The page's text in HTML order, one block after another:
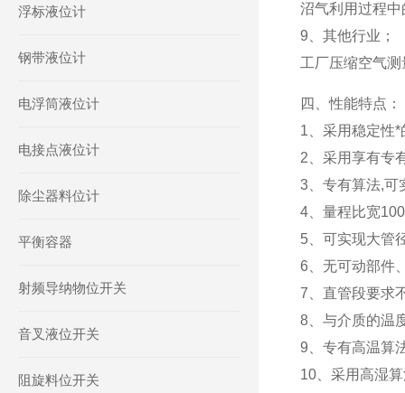
浮标液位计
钢带液位计
电浮筒液位计
电接点液位计
除尘器料位计
平衡容器
射频导纳物位开关
音叉液位开关
阻旋料位开关
沼气利用过程
9、其他行业；
工厂压缩空气
四、性能特点：
1、采用稳定性
2、采用享有专
3、专有算法,可
4、量程比宽
5、可实现大管
6、无可动部件
7、直管段要求
8、与介质的温
9、专有高温算
10、采用高湿